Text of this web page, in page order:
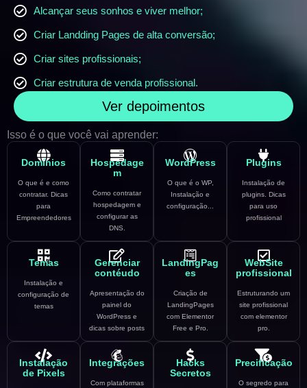
Alcançar seus sonhos e viver melhor;
Criar Landding Pages de alta conversão;
Criar sites profissionais;
Criar estrutura de venda profissional.
Ver depoimentos
Isso é o que você vai aprender:
Domínios
O que é e como
contratar. Dicas
para
Empreendedores
Hospedage
m
Como contratar
hospedagem e
configurar as
DNS.
WordPress
O que é o WP,
Instalação e
configuração...
Plugins
Instalação de
plugins. Dicas
para uso
profissional
Temas
Instalação e
configuração de
temas
Gerenciar
contéudo
Apresentação do
painel do
WordPress e
dicas sobre posts
LandingPag
es
Criação de
LandingPages
com Elementor
Free e Pro.
WebSite
profissional
Estruturando um
site profissional
com elementor
pro.
Instalação
de Pixels
Integrações
Com plataformas
Hacks
Secretos
Precificação
O segredo para